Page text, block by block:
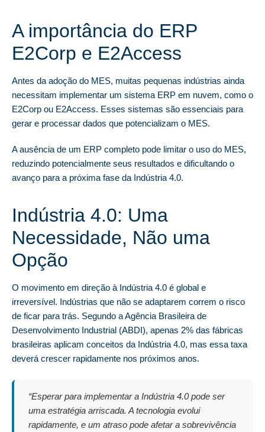
A importância do ERP
E2Corp e E2Access
Antes da adoção do MES, muitas pequenas indústrias ainda
necessitam implementar um sistema ERP em nuvem, como o
E2Corp ou E2Access. Esses sistemas são essenciais para
gerar e processar dados que potencializam o MES.
A ausência de um ERP completo pode limitar o uso do MES,
reduzindo potencialmente seus resultados e dificultando o
avanço para a próxima fase da Indústria 4.0.
Indústria 4.0: Uma
Necessidade, Não uma
Opção
O movimento em direção à Indústria 4.0 é global e
irreversível. Indústrias que não se adaptarem correm o risco
de ficar para trás. Segundo a Agência Brasileira de
Desenvolvimento Industrial (ABDI), apenas 2% das fábricas
brasileiras aplicam conceitos da Indústria 4.0, mas essa taxa
deverá crescer rapidamente nos próximos anos.
“Esperar para implementar a Indústria 4.0 pode ser
uma estratégia arriscada. A tecnologia evolui
rapidamente, e um atraso pode afetar a sobrevivência